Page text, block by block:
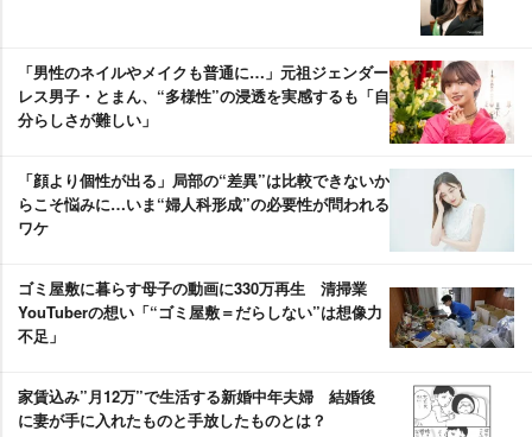
「男性のネイルやメイクも普通に…」元祖ジェンダー
レス男子・とまん、“多様性”の浸透を実感するも「自
分らしさが難しい」
「顔より個性が出る」局部の“差異”は比較できないか
らこそ悩みに…いま“婦人科形成”の必要性が問われる
ワケ
ゴミ屋敷に暮らす母子の動画に330万再生 清掃業
YouTuberの想い「“ゴミ屋敷＝だらしない”は想像力
不足」
家賃込み”月12万”で生活する新婚中年夫婦 結婚後
に妻が手に入れたものと手放したものとは？